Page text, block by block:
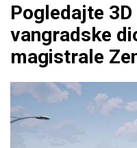
Pogledajte
vangradske
magistrale